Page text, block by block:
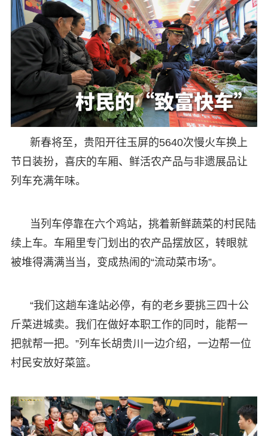
新春将至，贵阳开往玉屏的5640次慢火车换上
节日装扮，喜庆的车厢、鲜活农产品与非遗展品让
列车充满年味。
当列车停靠在六个鸡站，挑着新鲜蔬菜的村民陆
续上车。车厢里专门划出的农产品摆放区，转眼就
被堆得满满当当，变成热闹的“流动菜市场”。
“我们这趟车逢站必停，有的老乡要挑三四十公
斤菜进城卖。我们在做好本职工作的同时，能帮一
把就帮一把。”列车长胡贵川一边介绍，一边帮一位
村民安放好菜篮。